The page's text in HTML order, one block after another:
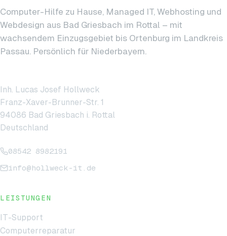
Computer-Hilfe zu Hause, Managed IT, Webhosting und
Webdesign aus Bad Griesbach im Rottal – mit
wachsendem Einzugsgebiet bis Ortenburg im Landkreis
Passau. Persönlich für Niederbayern.
Inh. Lucas Josef Hollweck
Franz-Xaver-Brunner-Str. 1
94086 Bad Griesbach i. Rottal
Deutschland
08542 8982191
info@hollweck-it.de
LEISTUNGEN
IT-Support
Computerreparatur